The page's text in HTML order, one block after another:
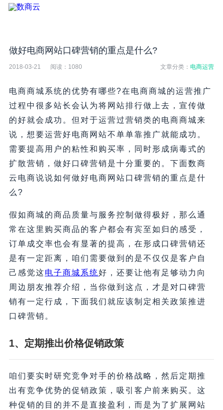
做好电商网站口碑营销的重点是什么?
2018-03-21 阅读： 1080 文章分类：电商运营
电商商城系统的优势有哪些?在电商商城的运营推广
过程中很多站长会认为将网站排行做上去，宣传做
的好就会成功。但对于运营过营销类的电商商城来
说，想要运营好电商网站不单单靠推广就能成功。
需要提高用户的粘性和购买率，同时形成病毒式的
扩散营销，做好口碑营销是十分重要的。下面数商
云电商说说如何做好电商网站口碑营销的重点是什
么?
假如商城的商品质量与服务控制做得极好，那么通
常在这里购买商品的客户都会有宾至如归的感受，
订单成交率也会有显著的提高，在形成口碑营销还
是有一定距离，咱们需要做到的是不仅仅是客户自
己感觉这电子商城系统好，还要让他有足够动力向
周边朋友推荐介绍，当你做到这点，才是对口碑营
销有一定行成，下面我们就应该制定相关政策推进
口碑营销。
1、定期推出价格促销政策
咱们要实时研究竞争对手的价格战略，然后定期推
出有竞争优势的促销政策，吸引客户前来购买。这
种促销的目的并不是直接盈利，而是为了扩展网站